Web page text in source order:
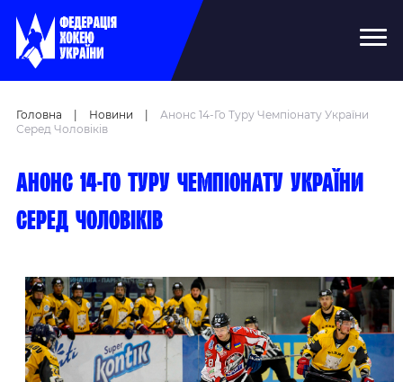
Головна Новини
Анонс 14-Го Туру Чемпіонату України
Серед Чоловіків
Анонс 14-го туру чемпіонату України
серед чоловіків